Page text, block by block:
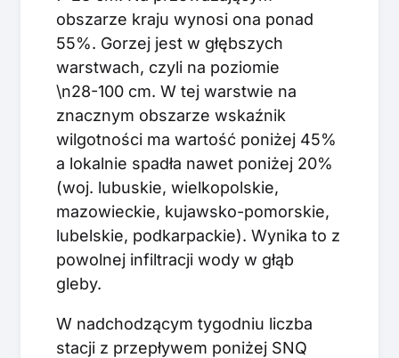
obszarze kraju wynosi ona ponad
55%. Gorzej jest w głębszych
warstwach, czyli na poziomie
\n28-100 cm. W tej warstwie na
znacznym obszarze wskaźnik
wilgotności ma wartość poniżej 45%
a lokalnie spadła nawet poniżej 20%
(woj. lubuskie, wielkopolskie,
mazowieckie, kujawsko-pomorskie,
lubelskie, podkarpackie). Wynika to z
powolnej infiltracji wody w głąb
gleby.
W nadchodzącym tygodniu liczba
stacji z przepływem poniżej SNQ